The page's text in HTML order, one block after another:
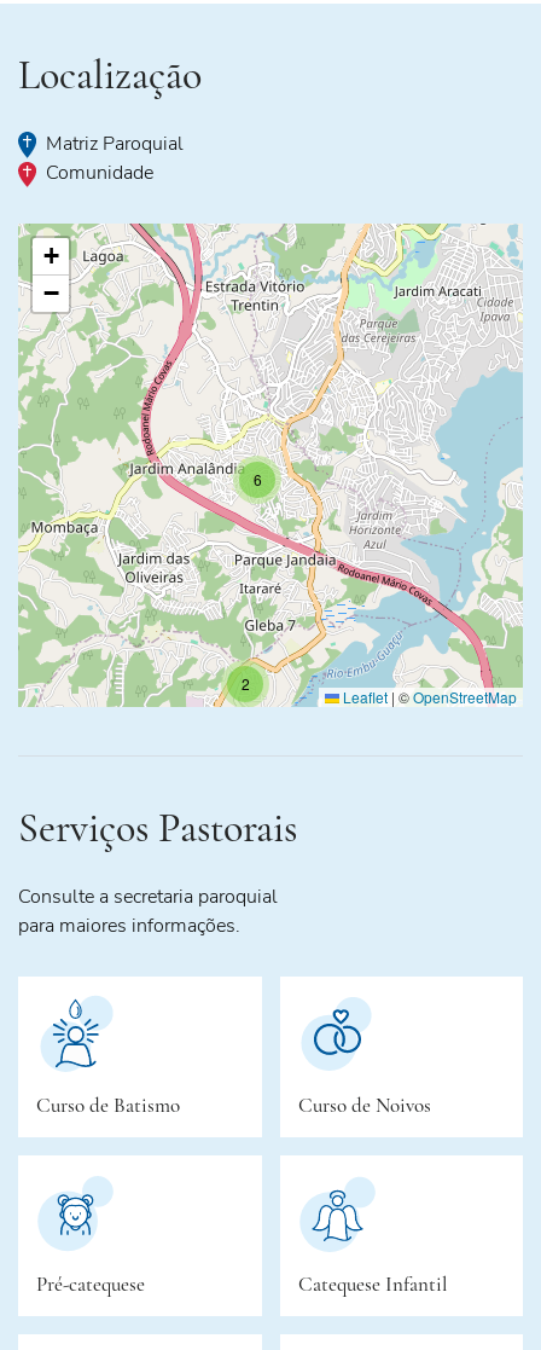
Localização
Matriz Paroquial
Comunidade
2
6
+
−
Leaflet | ©OpenStreetMap
Serviços Pastorais
Consulte a secretaria paroquial
para maiores informações.
Curso de Batismo Curso de Noivos
Pré-catequese Catequese Infantil